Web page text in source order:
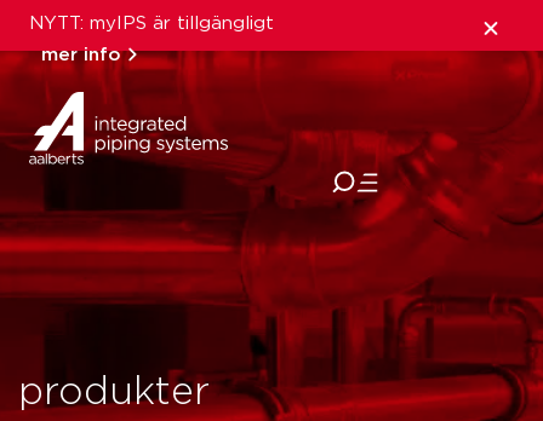
NYTT: myIPS är tillgängligt
mer info
stäng
produkter